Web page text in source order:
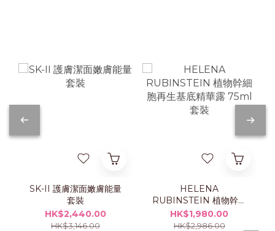
SK-II 護膚潔面嫩膚能量
套裝
HK$2,440.00
HK$3,146.00
HELENA
RUBINSTEIN 植物幹細
胞再生基底精華露 75ml
套裝
HK$1,980.00
HK$2,986.00